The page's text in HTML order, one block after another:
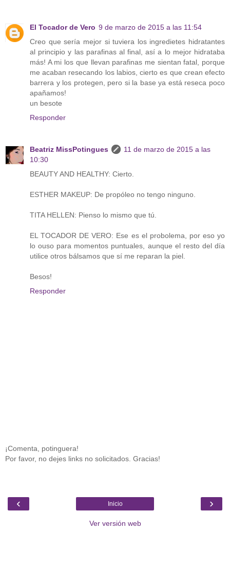
El Tocador de Vero 9 de marzo de 2015 a las 11:54
Creo que sería mejor si tuviera los ingredietes hidratantes
al principio y las parafinas al final, así a lo mejor hidrataba
más! A mi los que llevan parafinas me sientan fatal, porque
me acaban resecando los labios, cierto es que crean efecto
barrera y los protegen, pero si la base ya está reseca poco
apañamos!
un besote
Responder
Beatriz MissPotingues
11 de marzo de 2015 a las
10:30
BEAUTY AND HEALTHY: Cierto.
ESTHER MAKEUP: De propóleo no tengo ninguno.
TITA HELLEN: Pienso lo mismo que tú.
EL TOCADOR DE VERO: Ese es el probolema, por eso yo
lo ouso para momentos puntuales, aunque el resto del día
utilice otros bálsamos que sí me reparan la piel.
Besos!
Responder
¡Comenta, potinguera!
Por favor, no dejes links no solicitados. Gracias!
‹ ›
Inicio
Ver versión web